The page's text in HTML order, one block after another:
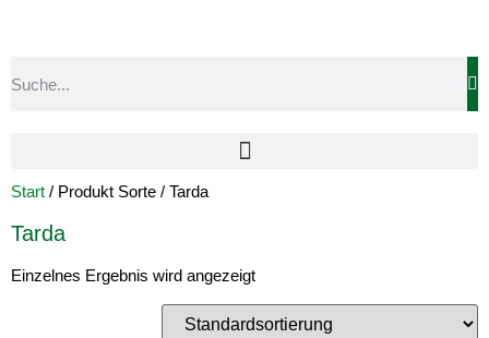
Start / Produkt Sorte / Tarda
Tarda
Einzelnes Ergebnis wird angezeigt